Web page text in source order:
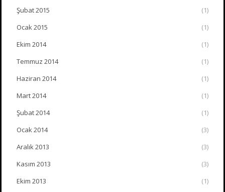
Şubat 2015
(1)
Ocak 2015
(1)
Ekim 2014
(1)
Temmuz 2014
(1)
Haziran 2014
(1)
Mart 2014
(1)
Şubat 2014
(1)
Ocak 2014
(3)
Aralık 2013
(3)
Kasım 2013
(3)
Ekim 2013
(1)